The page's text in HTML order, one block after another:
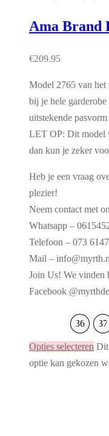
Ama Brand
€209.95
Model 2765 van het
bij je hele
uitstekende
LET OP: Dit model
dan kun je zeker
Heb je een vraag
plezier!
Neem contact met
Whatsapp –
Telefoon – 073
Mail –
Join Us! We vinden
Facebook
36 37
Opties selecteren Dit
optie kan gekozen